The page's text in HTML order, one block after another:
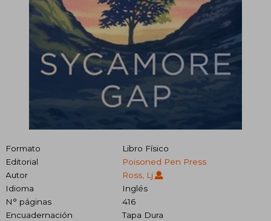
Formato
Libro Físico
Editorial
Poisoned Pen Press
Autor
Ross, Lj
Idioma
Inglés
N° páginas
416
Encuadernación
Tapa Dura